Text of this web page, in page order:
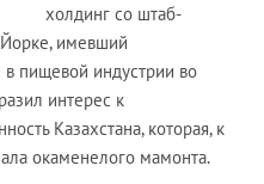
холдинг со штаб-
имевший
пищевой индустрии во
интерес к
Казахстана, которая, к
окаменелого мамонта.